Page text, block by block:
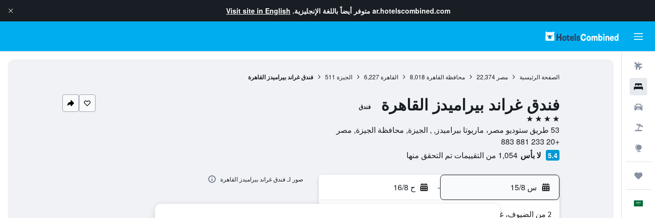
ar.hotelscombined.com متوفر أيضاً باللغة الإنجليزية. Visit site in English
الصفحة الرئيسية مصر 22,374 محافظة القاهرة 8,018 القاهرة 6,227 الجيزة 511 فندق غراند بيراميدز القاهرة
فندق غراند بيراميدز القاهرة فندق
4 نجوم
53 طريق ستوديو مصر، ماريوتا بيراميدز, , الجيزة, محافظة الجيزة, مصر
+20 233 881 883
5.4 لا بأس 1,054 من التقييمات تم التحقق منها
س 15/8 - ح 16/8
2 من الضيوف، غرفة واحدة
صور لـ فندق غراند بيراميدز القاهرة